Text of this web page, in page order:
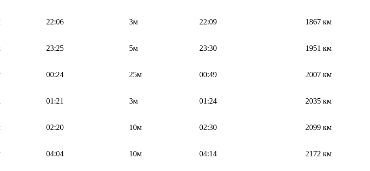
22:06 3м 22:09 1867 км
23:25 5м 23:30 1951 км
00:24 25м 00:49 2007 км
01:21 3м 01:24 2035 км
02:20 10м 02:30 2099 км
04:04 10м 04:14 2172 км